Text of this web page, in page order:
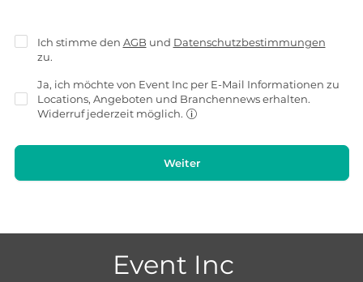
Ich stimme den AGB und Datenschutzbestimmungen
zu.
Ja, ich möchte von Event Inc per E-Mail Informationen zu
Locations, Angeboten und Branchennews erhalten.
Widerruf jederzeit möglich.
Weiter
Event Inc